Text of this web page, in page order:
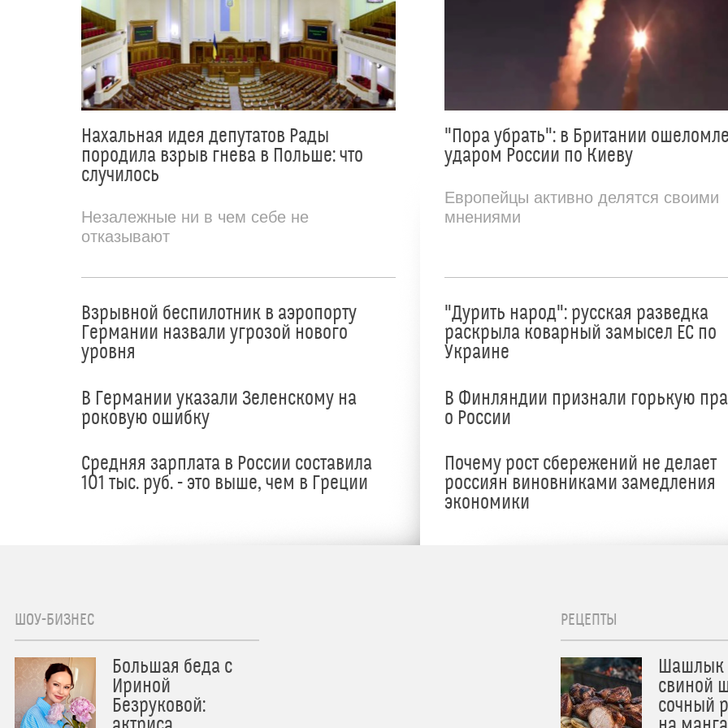
Нахальная идея депутатов Рады
породила взрыв гнева в Польше: что
случилось
Незалежные ни в чем себе не
отказывают
Взрывной беспилотник в аэропорту
Германии назвали угрозой нового
уровня
В Германии указали Зеленскому на
роковую ошибку
Средняя зарплата в России составила
101 тыс. руб. - это выше, чем в Греции
"Пора убрать": в Британии
ударом России по Киеву
Европейцы активно делятся своими
мнениями
"Дурить народ": русская разведка
раскрыла коварный замысел ЕС по
Украине
В Финляндии признали горькую
о России
Почему рост сбережений не делает
россиян виновниками замедления
экономики
ШОУ-БИЗНЕС
Большая беда с
Ириной
Безруковой:
РЕЦЕПТЫ
Шашлык
свиной
сочный